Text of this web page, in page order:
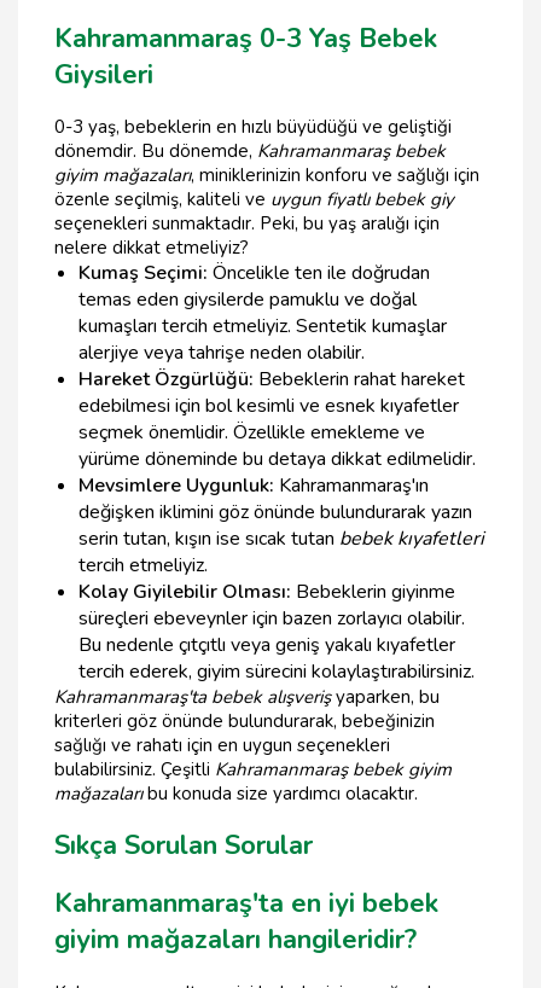
Kahramanmaraş 0-3 Yaş Bebek
Giysileri
0-3 yaş, bebeklerin en hızlı büyüdüğü ve geliştiği
dönemdir. Bu dönemde, Kahramanmaraş bebek
giyim mağazaları, miniklerinizin konforu ve sağlığı için
özenle seçilmiş, kaliteli ve uygun fiyatlı bebek giy
seçenekleri sunmaktadır. Peki, bu yaş aralığı için
nelere dikkat etmeliyiz?
Kumaş Seçimi: Öncelikle ten ile doğrudan
temas eden giysilerde pamuklu ve doğal
kumaşları tercih etmeliyiz. Sentetik kumaşlar
alerjiye veya tahrişe neden olabilir.
Hareket Özgürlüğü: Bebeklerin rahat hareket
edebilmesi için bol kesimli ve esnek kıyafetler
seçmek önemlidir. Özellikle emekleme ve
yürüme döneminde bu detaya dikkat edilmelidir.
Mevsimlere Uygunluk: Kahramanmaraş'ın
değişken iklimini göz önünde bulundurarak yazın
serin tutan, kışın ise sıcak tutan bebek kıyafetleri
tercih etmeliyiz.
Kolay Giyilebilir Olması: Bebeklerin giyinme
süreçleri ebeveynler için bazen zorlayıcı olabilir.
Bu nedenle çıtçıtlı veya geniş yakalı kıyafetler
tercih ederek, giyim sürecini kolaylaştırabilirsiniz.
Kahramanmaraş'ta bebek alışverişyaparken, bu
kriterleri göz önünde bulundurarak, bebeğinizin
sağlığı ve rahatı için en uygun seçenekleri
bulabilirsiniz. Çeşitli Kahramanmaraş bebek giyim
mağazalarıbu konuda size yardımcı olacaktır.
Sıkça Sorulan Sorular
Kahramanmaraş'ta en iyi bebek
giyim mağazaları hangileridir?